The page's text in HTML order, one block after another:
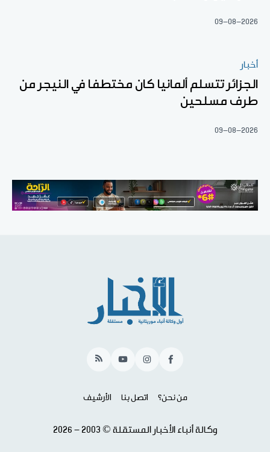
09-08-2026
أخبار
الجزائر تتسلم ألمانيا كان مختطفا في النيجر من
طرف مسلحين
09-08-2026
Facebook
Instagram
YouTube
RSS
من نحن؟ اتصل بنا الأرشيف
وكالة أنباء الأخبار المستقلة © 2003 - 2026